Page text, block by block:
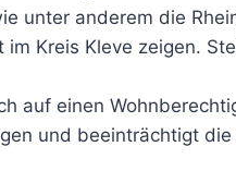
unter anderem die
Kreis Kleve zeigen.
auf einen
und beeinträchtigt